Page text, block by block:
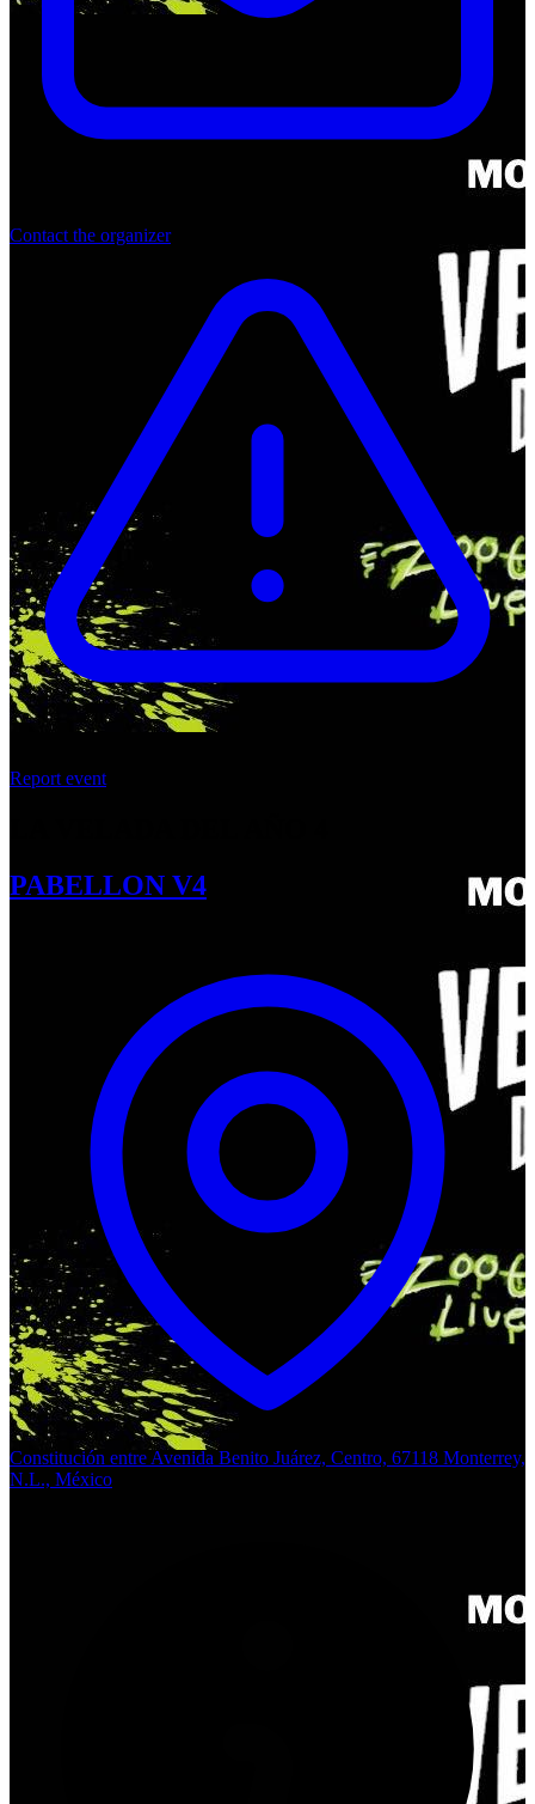
Contact the organizer
Report event
PABELLON V4
Constitución entre Avenida Benito Juárez, Centro, 67118 Monterrey,
N.L., México